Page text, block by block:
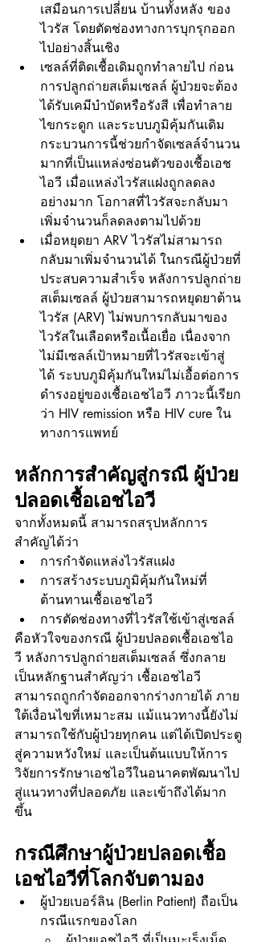
เสมือนการเปลี่ยน บ้านทั้งหลัง ของ
ไวรัส โดยตัดช่องทางการบุกรุกออก
ไปอย่างสิ้นเชิง
เซลล์ที่ติดเชื้อเดิมถูกทำลายไป ก่อน
การปลูกถ่ายสเต็มเซลล์ ผู้ป่วยจะต้อง
ได้รับเคมีบำบัดหรือรังสี เพื่อทำลาย
ไขกระดูก และระบบภูมิคุ้มกันเดิม
กระบวนการนี้ช่วยกำจัดเซลล์จำนวน
มากที่เป็นแหล่งซ่อนตัวของเชื้อเอช
ไอวี เมื่อแหล่งไวรัสแฝงถูกลดลง
อย่างมาก โอกาสที่ไวรัสจะกลับมา
เพิ่มจำนวนก็ลดลงตามไปด้วย
เมื่อหยุดยา ARV ไวรัสไม่สามารถ
กลับมาเพิ่มจำนวนได้ ในกรณีผู้ป่วยที่
ประสบความสำเร็จ หลังการปลูกถ่าย
สเต็มเซลล์ ผู้ป่วยสามารถหยุดยาต้าน
ไวรัส (ARV) ไม่พบการกลับมาของ
ไวรัสในเลือดหรือเนื้อเยื่อ เนื่องจาก
ไม่มีเซลล์เป้าหมายที่ไวรัสจะเข้าสู่
ได้ ระบบภูมิคุ้มกันใหม่ไม่เอื้อต่อการ
ดำรงอยู่ของเชื้อเอชไอวี ภาวะนี้เรียก
ว่า HIV remission หรือ HIV cure ใน
ทางการแพทย์
หลักการสำคัญสู่กรณี ผู้ป่วย
ปลอดเชื้อเอชไอวี
จากทั้งหมดนี้ สามารถสรุปหลักการ
สำคัญได้ว่า
การกำจัดแหล่งไวรัสแฝง
การสร้างระบบภูมิคุ้มกันใหม่ที่
ต้านทานเชื้อเอชไอวี
การตัดช่องทางที่ไวรัสใช้เข้าสู่เซลล์
คือหัวใจของกรณี ผู้ป่วยปลอดเชื้อเอชไอ
วี หลังการปลูกถ่ายสเต็มเซลล์ ซึ่งกลาย
เป็นหลักฐานสำคัญว่า เชื้อเอชไอวี
สามารถถูกกำจัดออกจากร่างกายได้ ภาย
ใต้เงื่อนไขที่เหมาะสม แม้แนวทางนี้ยังไม่
สามารถใช้กับผู้ป่วยทุกคน แต่ได้เปิดประตู
สู่ความหวังใหม่ และเป็นต้นแบบให้การ
วิจัยการรักษาเอชไอวีในอนาคตพัฒนาไป
สู่แนวทางที่ปลอดภัย และเข้าถึงได้มาก
ขึ้น
กรณีศึกษาผู้ป่วยปลอดเชื้อ
เอชไอวีที่โลกจับตามอง
ผู้ป่วยเบอร์ลิน (Berlin Patient) ถือเป็น
กรณีแรกของโลก